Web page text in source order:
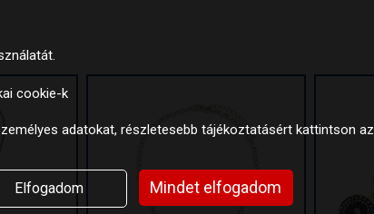
cookie-k
adatokat, részletesebb tájékoztatásért kattintson az
Elfogadom Mindet elfogadom